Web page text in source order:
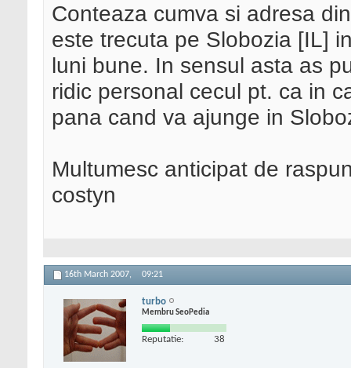
Conteaza cumva si adresa
este trecuta pe Slobozia [IL]
luni bune. In sensul asta as
ridic personal cecul pt. ca in
pana cand va ajunge in
Multumesc anticipat de
costyn
16th March 2007, 09:21
turbo
Membru SeoPedia
Reputatie: 38